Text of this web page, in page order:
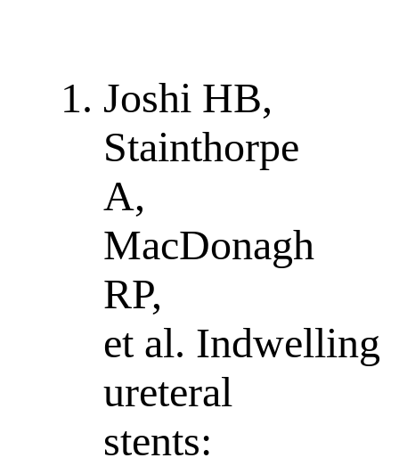
Joshi HB,
Stainthorpe
A,
MacDonagh
RP,
et al. Indwelling
ureteral
stents: